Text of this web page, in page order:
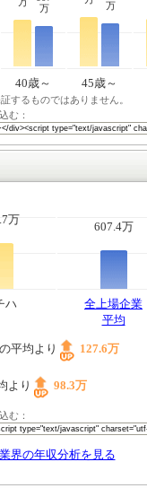
万
万
万
40歳～ 45歳～
するものではありません。
む：
万
607.4万
ハ
全上場企業
平均
平均より 127.6万
より 98.3万
む：
界の年収分析を見る